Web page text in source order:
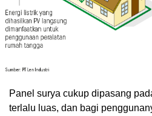
Panel surya cukup dipasang
terlalu luas, dan bagi